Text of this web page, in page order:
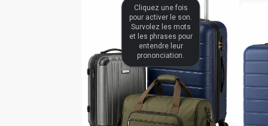
Cliquez une fois
pour activer le son.
Survolez les mots
et les phrases pour
entendre leur
prononciation.